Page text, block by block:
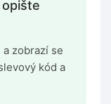
zobrazí se
kód a